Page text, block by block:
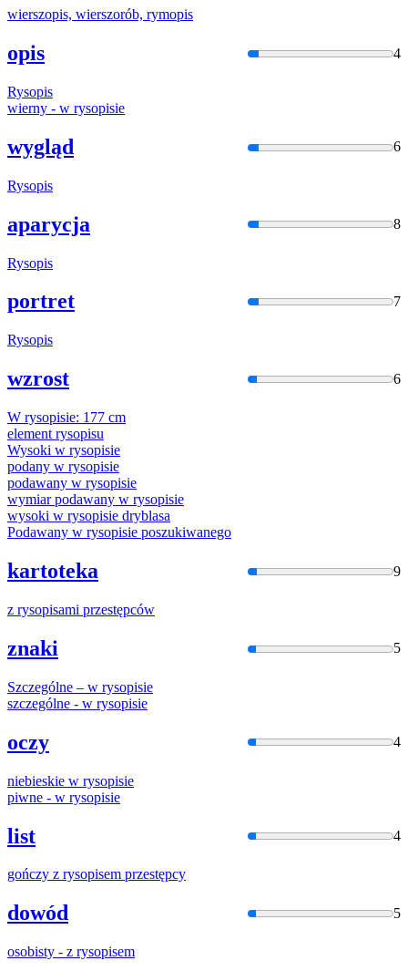
wierszopis, wierszorób, rymopis
opis 4
Rysopis
wierny - w rysopisie
wygląd 6
Rysopis
aparycja 8
Rysopis
portret 7
Rysopis
wzrost 6
W rysopisie: 177 cm
element rysopisu
Wysoki w rysopisie
podany w rysopisie
podawany w rysopisie
wymiar podawany w rysopisie
wysoki w rysopisie dryblasa
Podawany w rysopisie poszukiwanego
kartoteka 9
z rysopisami przestępców
znaki 5
Szczególne – w rysopisie
szczególne - w rysopisie
oczy 4
niebieskie w rysopisie
piwne - w rysopisie
list 4
gończy z rysopisem przestępcy
dowód 5
osobisty - z rysopisem